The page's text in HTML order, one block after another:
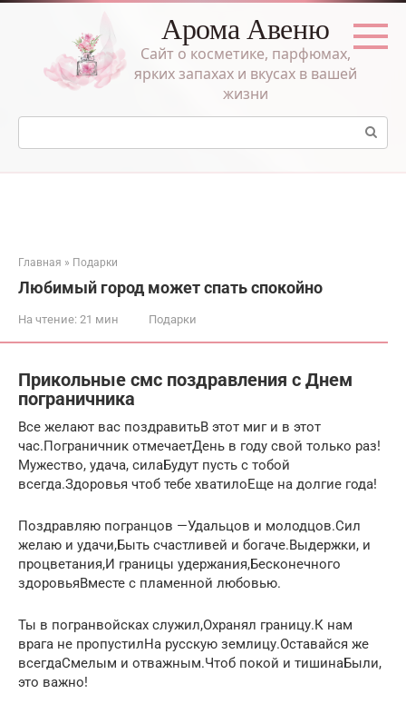
Перейти
Арома Авеню
Сайт о косметике, парфюмах,
ярких запахах и вкусах в вашей
жизни
Поиск:
Главная » Подарки
Любимый город может спать спокойно
На чтение: 21 мин Подарки
Прикольные cмс поздравления с Днем
пограничника
Все желают вас поздравитьВ этот миг и в этот
час.Пограничник отмечаетДень в году свой только раз!
Мужество, удача, силаБудут пусть с тобой
всегда.Здоровья чтоб тебе хватилоЕще на долгие года!
Поздравляю погранцов —Удальцов и молодцов.Сил
желаю и удачи,Быть счастливей и богаче.Выдержки, и
процветания,И границы удержания,Бесконечного
здоровьяВместе с пламенной любовью.
Ты в погранвойсках служил,Охранял границу.К нам
врага не пропустилНа русскую землицу.Оставайся же
всегдаСмелым и отважным.Чтоб покой и тишинаБыли,
это важно!